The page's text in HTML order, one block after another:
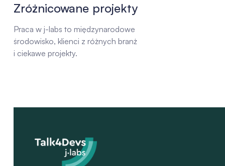
Zróżnicowane projekty
Praca w j-labs to międzynarodowe
środowisko, klienci z różnych branż
i ciekawe projekty.